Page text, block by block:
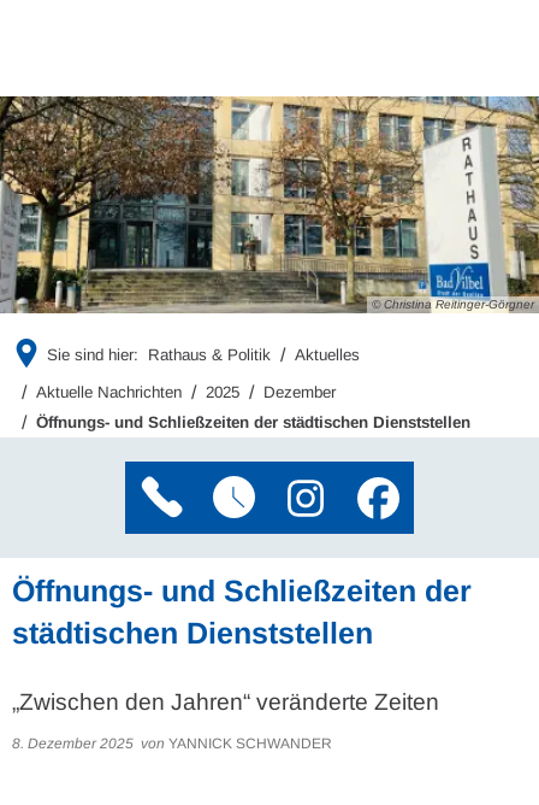
© Christina Reitinger-Görgner
Sie sind hier: Rathaus & Politik Aktuelles
Aktuelle Nachrichten 2025
Dezember
Öffnungs- und Schließzeiten der städtischen Dienststellen
Öffnungs- und Schließzeiten der
städtischen Dienststellen
„Zwischen den Jahren“ veränderte Zeiten
8. Dezember 2025 von YANNICK SCHWANDER